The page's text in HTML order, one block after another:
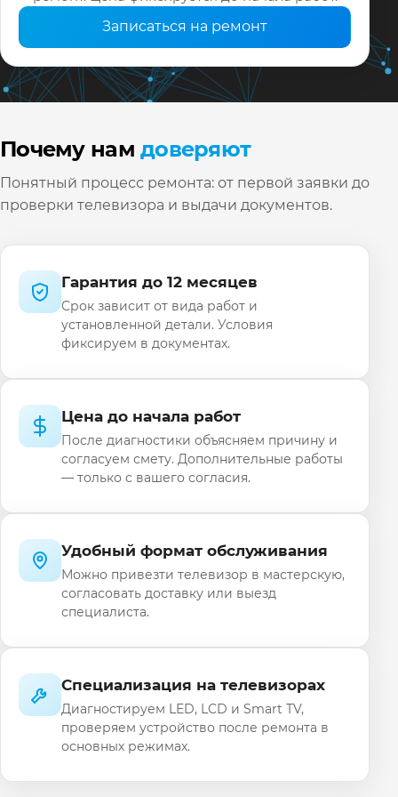
Записаться на ремонт
Почему намдоверяют
Понятный процесс ремонта: от первой заявки до
проверки телевизора и выдачи документов.
Гарантия до 12 месяцев
Срок зависит от вида работ и
установленной детали. Условия
фиксируем в документах.
Цена до начала работ
После диагностики объясняем причину и
согласуем смету. Дополнительные работы
— только с вашего согласия.
Удобный формат обслуживания
Можно привезти телевизор в мастерскую,
согласовать доставку или выезд
специалиста.
Специализация на телевизорах
Диагностируем LED, LCD и Smart TV,
проверяем устройство после ремонта в
основных режимах.